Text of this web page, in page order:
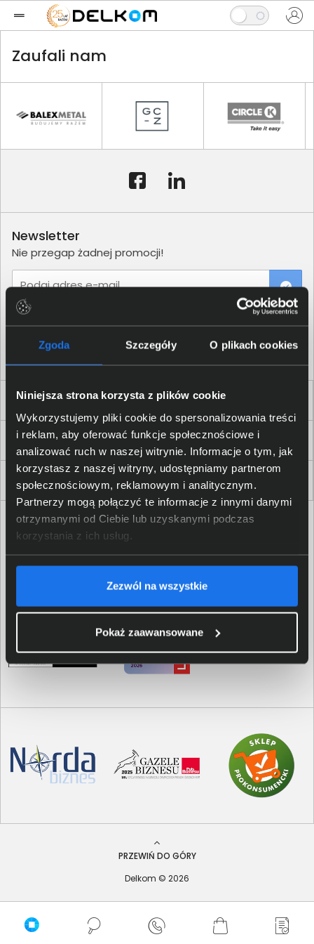
Zgoda Szczegóły O plikach cookies
Niniejsza strona korzysta z plików cookie
Wykorzystujemy pliki cookie do spersonalizowania treści
i reklam, aby oferować funkcje społecznościowe i
analizować ruch w naszej witrynie. Informacje o tym, jak
korzystasz z naszej witryny, udostępniamy partnerom
społecznościowym, reklamowym i analitycznym.
Partnerzy mogą połączyć te informacje z innymi danymi
otrzymanymi od Ciebie lub uzyskanymi podczas
korzystania z ich usług.
Zezwól na wszystkie
Pokaż zaawansowane
Zaufali nam
Dla Firm i Instytucji
Zakupy
Delkom 2000
Newsletter
Nie przegap żadnej promocji!
Podaj adres e-mail
PRZEWIŃ DO GÓRY
Delkom © 2026